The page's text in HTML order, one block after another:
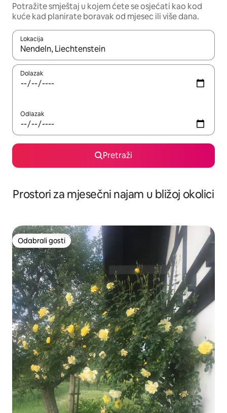
Potražite smještaj u kojem ćete se osjećati kao kod
kuće kad planirate boravak od mjesec ili više dana.
Lokacija
Kada budu dostupni rezultati, moći ćete ih pregledati
Dolazak
Odlazak
Pretraži
Prostori za mjesečni najam u bližoj okolici
Odabrali gosti
Odabrali gosti